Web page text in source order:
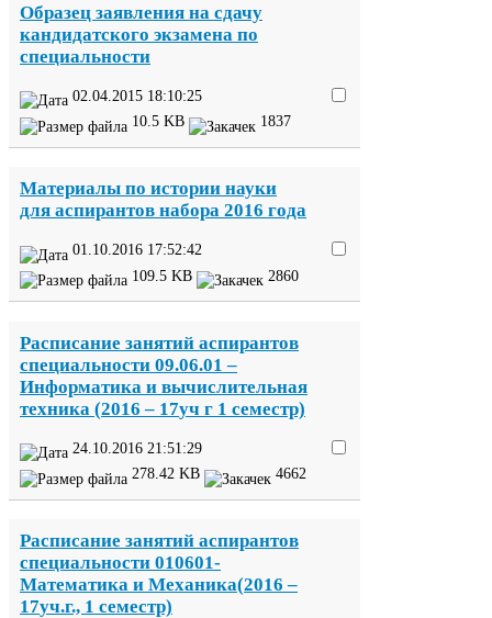
Образец заявления на сдачу
кандидатского экзамена по
специальности
02 04 2015 18:10:25
10.5 KB 1837
Материалы по истории науки
для аспирантов набора 2016 года
01.10.2016 17:52:42
109 5 KB 2860
Расписание занятий аспирантов
специальности 09.06.01 –
Информатика и вычислительная
техника (2016 – 17уч г 1 семестр)
24 10 2016 21:51:29
278 42 KB 4662
Расписание занятий аспирантов
специальности 010601-​
Математика и Механика(2016 –
17уч.г., 1 семестр)